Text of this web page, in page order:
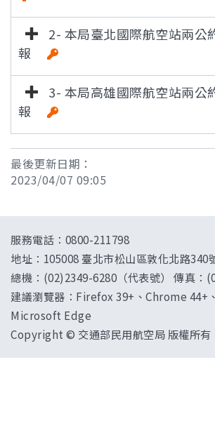
2- 本局臺北國際航空站兩公
報
3- 本局高雄國際航空站兩公
報
最後更新日期：
2023/04/07 09:05
服務電話：0800-211798
地址： 105008 臺北市松山區敦化北路340
總機：(02)2349-6280（代表號） 傳真：
建議瀏覽器：Firefox 39+、Chrome 44+
Microsoft Edge
Copyright © 交通部民用航空局 版權所有